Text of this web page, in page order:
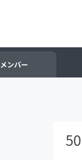
メンバー